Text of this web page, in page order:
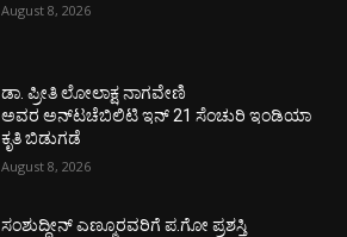
August 8, 2026
ಡಾ. ಪ್ರೀತಿ ಲೋಲಾಕ್ಷ ನಾಗವೇಣಿ
ಅವರ ಅನ್‌ಟಚೆಬಿಲಿಟಿ ಇನ್ 21 ಸೆಂಚುರಿ ಇಂಡಿಯಾ
ಕೃತಿ ಬಿಡುಗಡೆ
August 8, 2026
ಸಂಶುದ್ಧೀನ್ ಎಣ್ಮೂರವರಿಗೆ ಪ.ಗೋ ಪ್ರಶಸ್ತಿ